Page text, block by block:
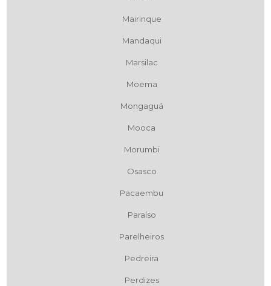
Mairinque
Mandaqui
Marsilac
Moema
Mongaguá
Mooca
Morumbi
Osasco
Pacaembu
Paraíso
Parelheiros
Pedreira
Perdizes